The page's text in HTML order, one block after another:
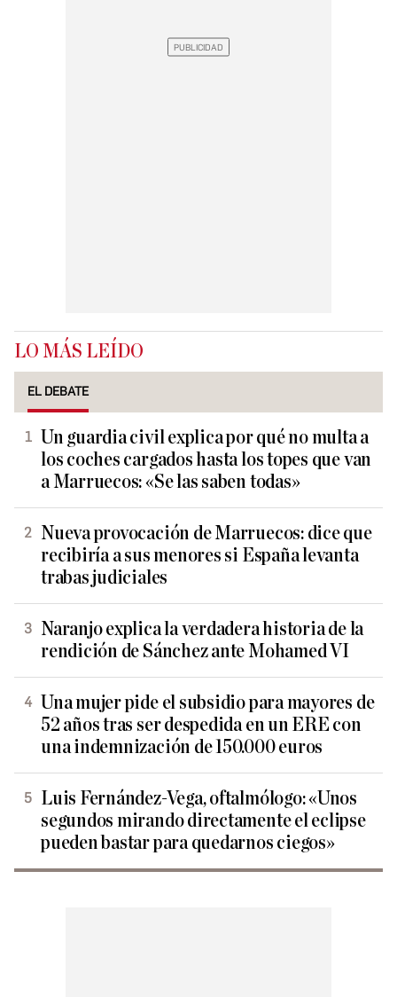
LO MÁS LEÍDO
EL DEBATE
Un guardia civil explica por qué no multa a
los coches cargados hasta los topes que van
a Marruecos: «Se las saben todas»
Nueva provocación de Marruecos: dice que
recibiría a sus menores si España levanta
trabas judiciales
Naranjo explica la verdadera historia de la
rendición de Sánchez ante Mohamed VI
Una mujer pide el subsidio para mayores de
52 años tras ser despedida en un ERE con
una indemnización de 150.000 euros
Luis Fernández-Vega, oftalmólogo: «Unos
segundos mirando directamente el eclipse
pueden bastar para quedarnos ciegos»